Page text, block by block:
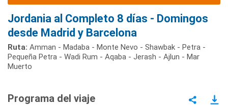
Jordania al Completo 8 días - Domingos
desde Madrid y Barcelona
Ruta: Amman - Madaba - Monte Nevo - Shawbak - Petra -
Pequeña Petra - Wadi Rum - Aqaba - Jerash - Ajlun - Mar
Muerto
Programa del viaje